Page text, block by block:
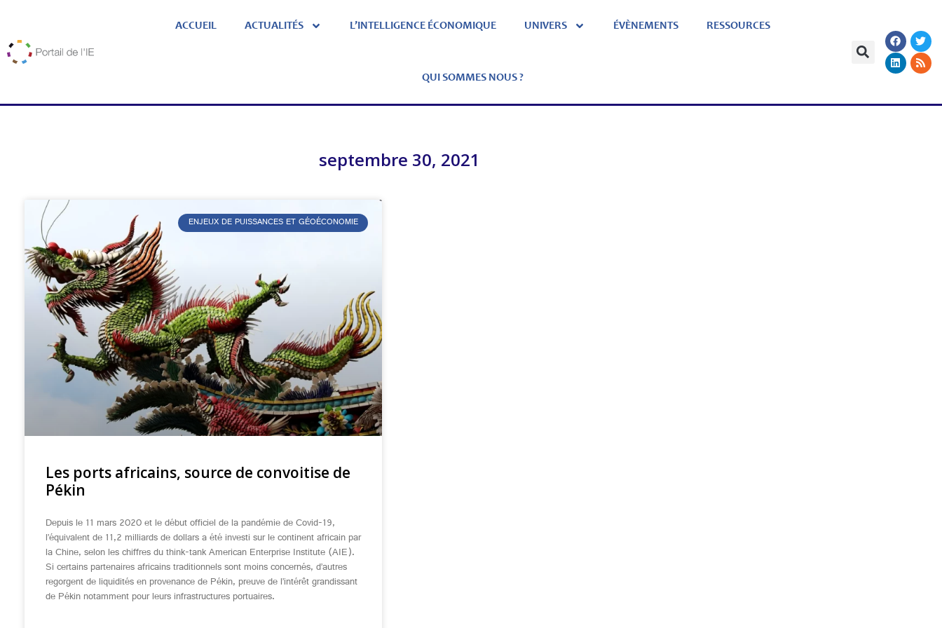
ACCUEIL ACTUALITÉS L’INTELLIGENCE ÉCONOMIQUE UNIVERS ÉVÈNEMENTS RESSOURCES
QUI SOMMES NOUS ?
septembre 30, 2021
ENJEUX DE PUISSANCES ET GÉOÉCONOMIE
Les ports africains, source de convoitise de
Pékin
Depuis le 11 mars 2020 et le début officiel de la pandémie de Covid-19,
l’équivalent de 11,2 milliards de dollars a été investi sur le continent africain par
la Chine, selon les chiffres du think-tank American Enterprise Institute (AIE).
Si certains partenaires africains traditionnels sont moins concernés, d’autres
regorgent de liquidités en provenance de Pékin, preuve de l’intérêt grandissant
de Pékin notamment pour leurs infrastructures portuaires.